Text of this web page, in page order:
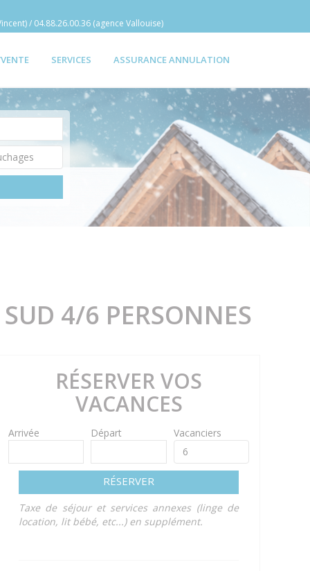
/ 04.88.26.00.36 (agence Vallouise)
SERVICES ASSURANCE ANNULATION
4/6 PERSONNES
RÉSERVER VOS
VACANCES
Arrivée Départ Vacanciers
RÉSERVER
Taxe de séjour et services annexes (linge de
location, lit bébé, etc...) en supplément.